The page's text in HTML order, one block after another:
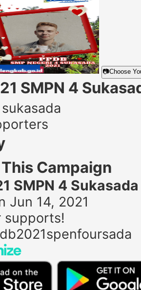
Selamat Datang